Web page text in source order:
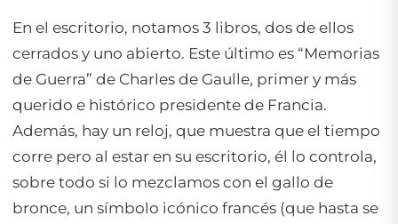
En el escritorio, notamos 3 libros, dos de ellos
cerrados y uno abierto. Este último es “Memorias
de Guerra” de Charles de Gaulle, primer y más
querido e histórico presidente de Francia.
Además, hay un reloj, que muestra que el tiempo
corre pero al estar en su escritorio, él lo controla,
sobre todo si lo mezclamos con el gallo de
bronce, un símbolo icónico francés (que hasta se